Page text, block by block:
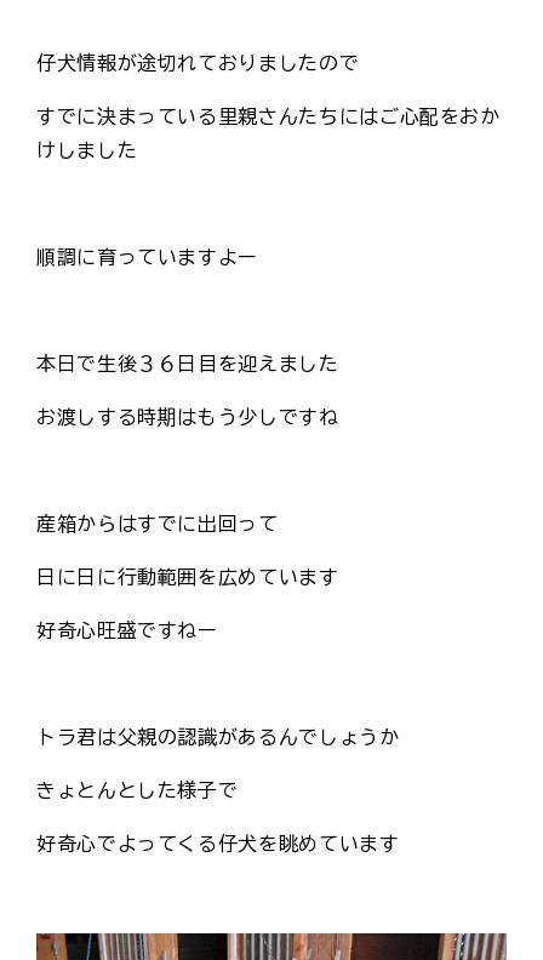
仔犬情報が途切れておりましたので
すでに決まっている里親さんたちにはご心配をおか
けしました
順調に育っていますよー
本日で生後３６日目を迎えました
お渡しする時期はもう少しですね
産箱からはすでに出回って
日に日に行動範囲を広めています
好奇心旺盛ですねー
トラ君は父親の認識があるんでしょうか
きょとんとした様子で
好奇心でよってくる仔犬を眺めています